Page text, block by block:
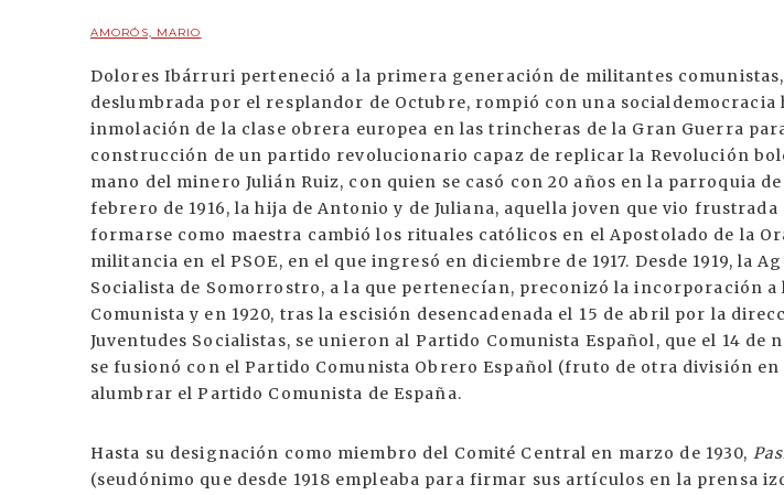
AMORÓS, MARIO
Dolores Ibárruri perteneció a la primera generación de militantes comunistas,
deslumbrada por el resplandor de Octubre, rompió con una socialdemocracia
inmolación de la clase obrera europea en las trincheras de la Gran Guerra
construcción de un partido revolucionario capaz de replicar la Revolución
mano del minero Julián Ruiz, con quien se casó con 20 años en la parroquia de
febrero de 1916, la hija de Antonio y de Juliana, aquella joven que vio frustrada
formarse como maestra cambió los rituales católicos en el Apostolado de la
militancia en el PSOE, en el que ingresó en diciembre de 1917. Desde 1919, la
Socialista de Somorrostro, a la que pertenecían, preconizó la incorporación
Comunista y en 1920, tras la escisión desencadenada el 15 de abril por la
Juventudes Socialistas, se unieron al Partido Comunista Español, que el 14 de
se fusionó con el Partido Comunista Obrero Español (fruto de otra división en
alumbrar el Partido Comunista de España.
Hasta su designación como miembro del Comité Central en marzo de 1930,
(seudónimo que desde 1918 empleaba para firmar sus artículos en la prensa